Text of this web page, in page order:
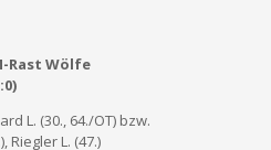
Rast Wölfe
L. (30., 64./OT) bzw.
Riegler L. (47.)